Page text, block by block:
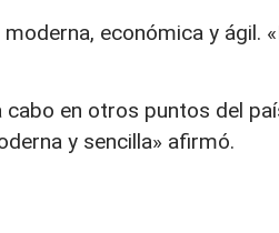
económica y ágil.
cabo en otros puntos del
y sencilla» afirmó.